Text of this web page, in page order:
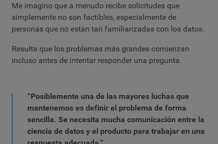
Me imagino que a menudo recibe solicitudes que
simplemente no son factibles, especialmente de
personas que no están tan familiarizadas con los datos.
Resulta que los problemas más grandes comienzan
incluso antes de intentar responder una pregunta.
“Posiblemente una de las mayores luchas que
mantenemos es definir el problema de forma
sencilla. Se necesita mucha comunicación entre la
ciencia de datos y el producto para trabajar en una